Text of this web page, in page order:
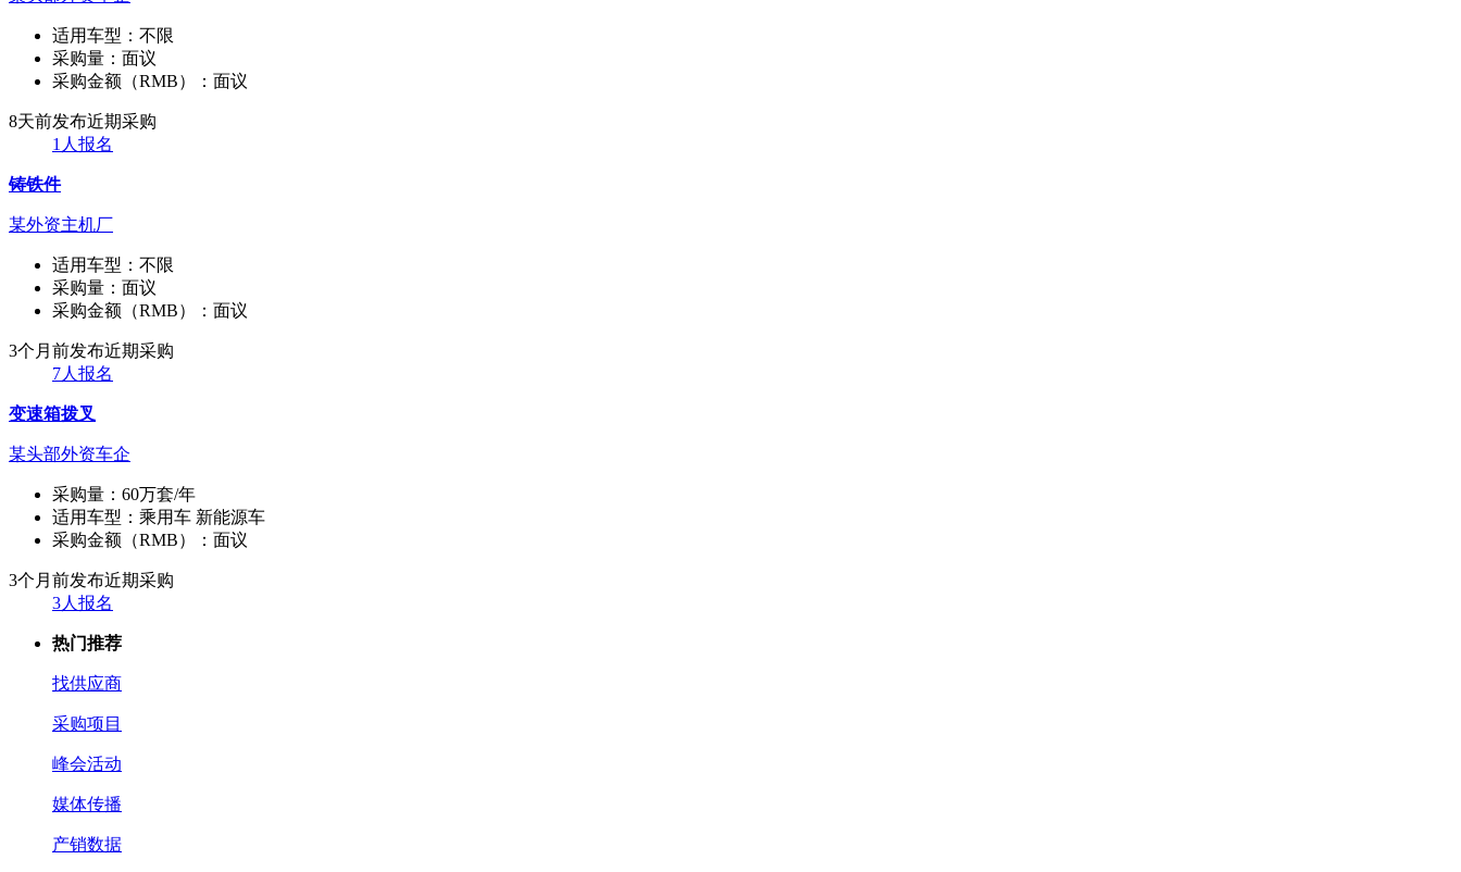
适用车型： 不限
采购量： 面议
采购金额（RMB）： 面议
8天前发布近期采购
1人报名
铸铁件
某外资主机厂
适用车型： 不限
采购量： 面议
采购金额（RMB）： 面议
3个月前发布近期采购
7人报名
变速箱拨叉
某头部外资车企
采购量： 60万套/年
适用车型： 乘用车 新能源车
采购金额（RMB）： 面议
3个月前发布近期采购
3人报名
热门推荐
找供应商
采购项目
峰会活动
媒体传播
产销数据